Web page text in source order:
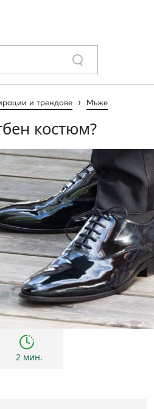
и трендове › Мъже
костюм?
и трендове Мъже
2 мин.